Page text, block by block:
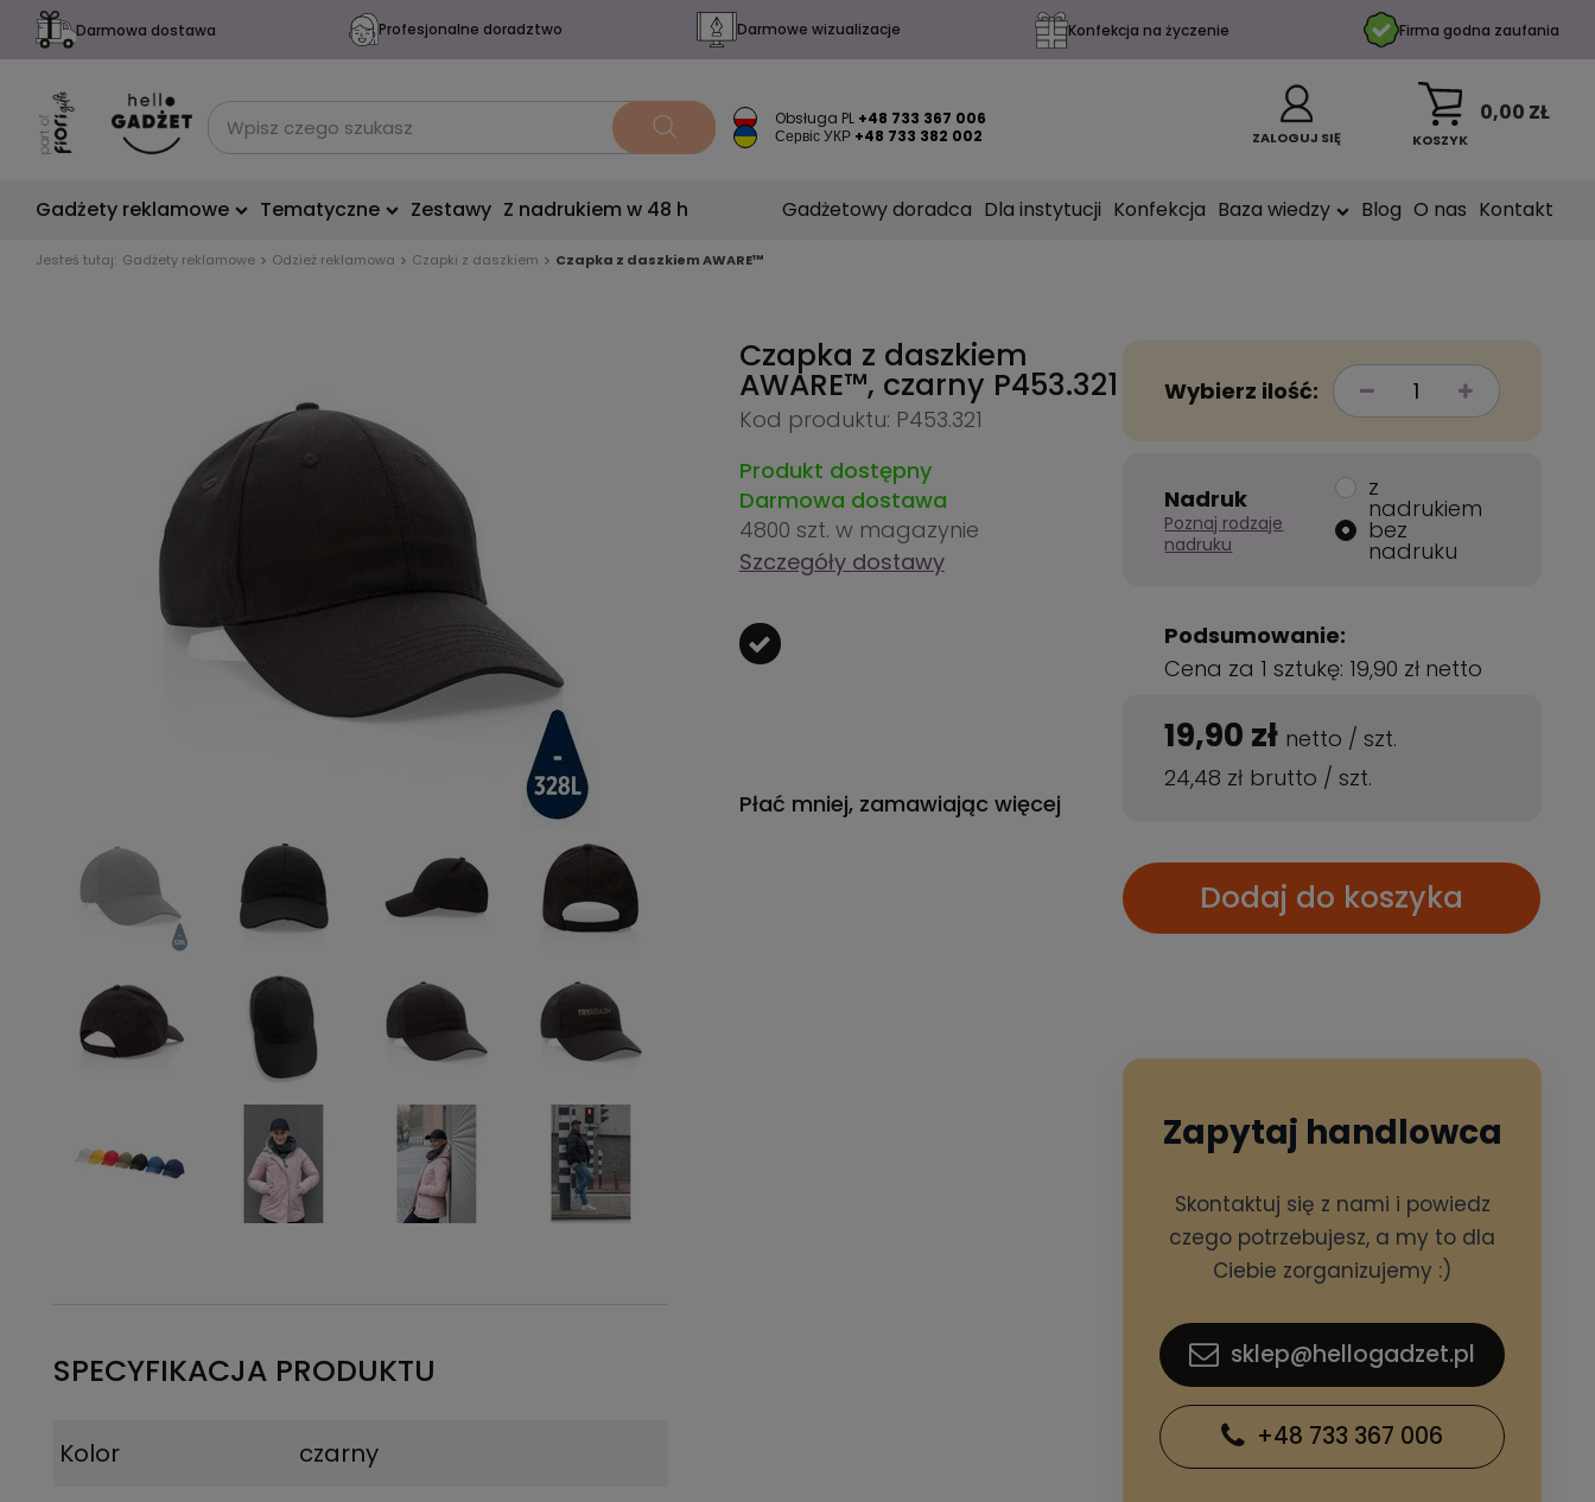
Darmowa dostawa Profesjonalne doradztwo Darmowe wizualizacje Konfekcja na życzenie Firma godna zaufania
Obsługa PL +48 733 367 006
Сервіс УКР +48 733 382 002 ZALOGUJ SIĘ KOSZYK
0,00 ZŁ
Gadżety reklamowe Tematyczne Zestawy Z nadrukiem w 48 h Gadżetowy doradca Dla instytucji Konfekcja Baza wiedzy Blog O nas Kontakt
Jesteś tutaj: Gadżety reklamowe Odzież reklamowa Czapki z daszkiem Czapka z daszkiem AWARE™
SPECYFIKACJA PRODUKTU
Kolor
czarny
Czapka z daszkiem
AWARE™, czarny P453.321
Kod produktu: P453.321
Produkt dostępny
Darmowa dostawa
4800 szt. w magazynie
Szczegóły dostawy
Płać mniej, zamawiając więcej
Wybierz ilość:
Nadruk
Poznaj rodzaje
nadruku
z
nadrukiem
bez
nadruku
Podsumowanie:
Cena za 1 sztukę: 19,90 zł netto
19,90 zł netto /szt.
24,48 zł brutto /szt.
Dodaj do koszyka
Zapytaj handlowca
Skontaktuj się z nami i powiedz
czego potrzebujesz, a my to dla
Ciebie zorganizujemy :)
sklep@hellogadzet.pl
+48 733 367 006